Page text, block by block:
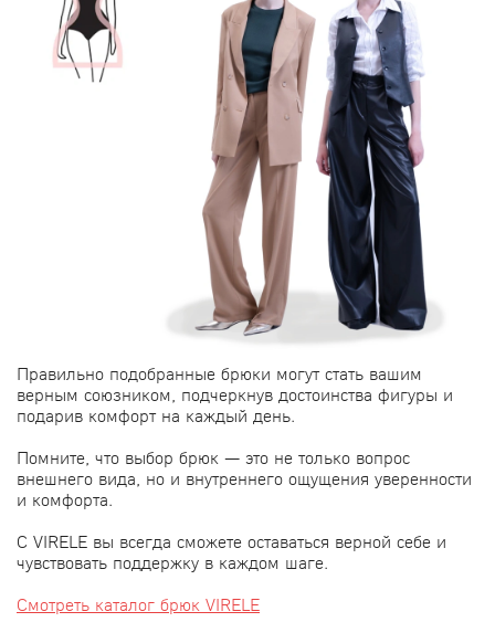
Правильно подобранные брюки могут стать вашим
верным союзником, подчеркнув достоинства фигуры и
подарив комфорт на каждый день.
Помните, что выбор брюк — это не только вопрос
внешнего вида, но и внутреннего ощущения уверенности
и комфорта.
С VIRELE вы всегда сможете оставаться верной себе и
чувствовать поддержку в каждом шаге.
Смотреть каталог брюк VIRELE